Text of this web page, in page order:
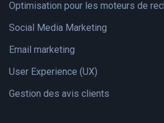
Optimisation pour les moteurs de
Social Media Marketing
Email marketing
User Experience (UX)
Gestion des avis clients